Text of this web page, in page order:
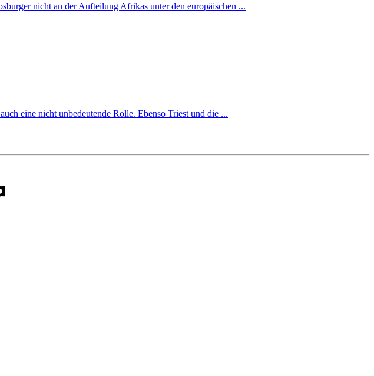
nicht an der Aufteilung Afrikas unter den europäischen ...
eine nicht unbedeutende Rolle. Ebenso Triest und die ...